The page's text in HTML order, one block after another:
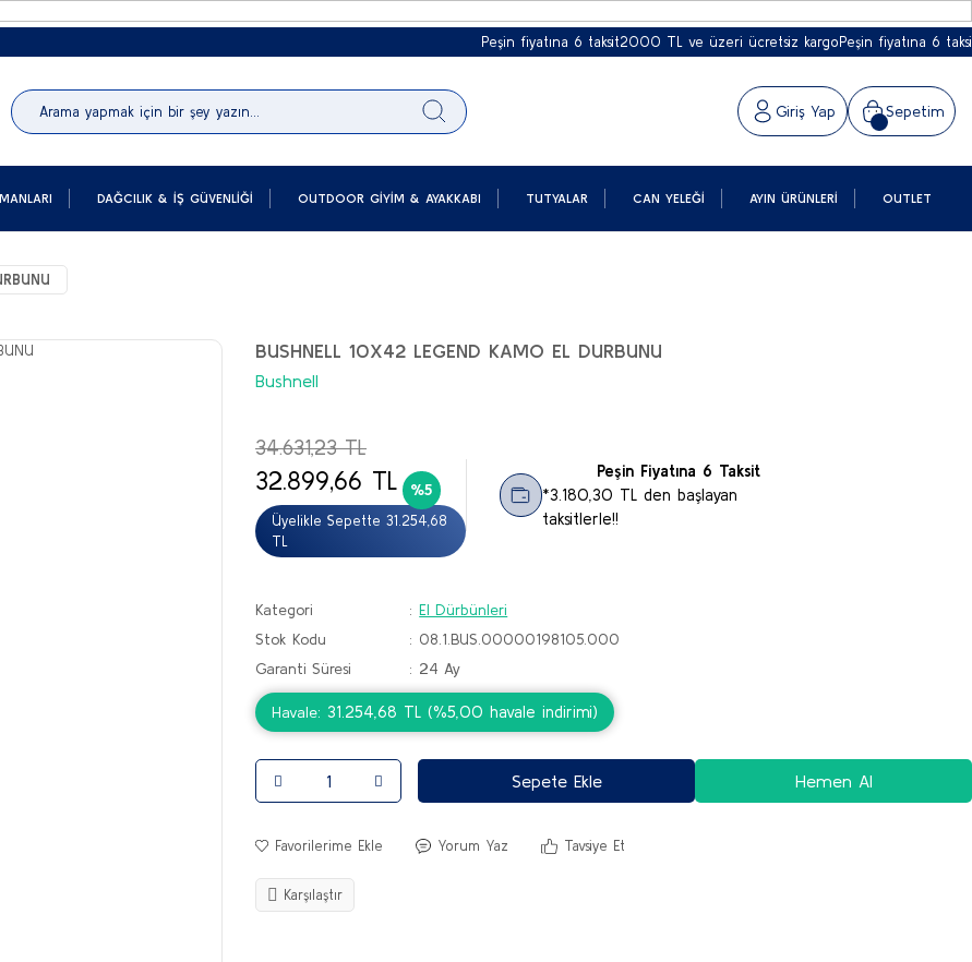
Peşin fiyatına 6 taksit 2000 TL ve üzeri ücretsiz kargo Peşin fiyatına 6 taksit
Giriş Yap Sepetim
DAĞCILIK & İŞ GÜVENLIĞI OUTDOOR GIYIM & AYAKKABI TUTYALAR CAN YELEĞI AYIN ÜRÜNLERI OUTLET
BUSHNELL 10X42 LEGEND KAMO EL DURBUNU
Bushnell
34.631,23 TL
32.899,66 TL
Üyelikle Sepette 31.254,68
TL
%5
Peşin Fiyatına 6 Taksit
*3.180,30 TL den başlayan
taksitlerle!!
Kategori
El Dürbünleri
Stok Kodu
08.1.BUS.00000198105.000
Garanti Süresi
24 Ay
Havale 31.254,68 TL (%5,00 havale indirimi)
Sepete Ekle Hemen Al
Yorum Yaz Tavsiye Et
Karşılaştır